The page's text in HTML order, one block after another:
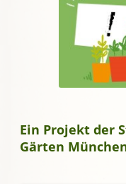
Ein Projekt der
Gärten